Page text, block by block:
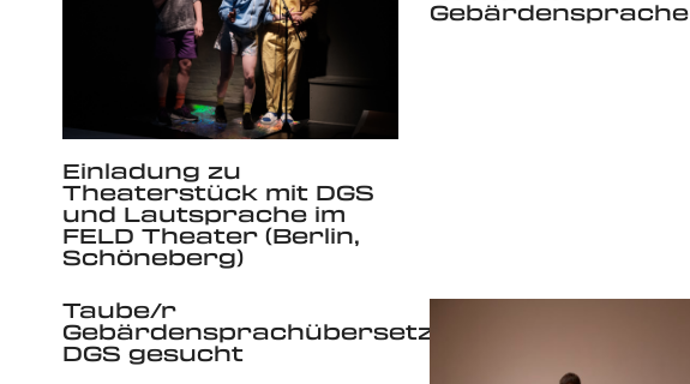
Einladung zu
Theaterstück mit DGS
und Lautsprache im
FELD Theater (Berlin,
Schöneberg)
Gebärdensprache
Taube/r
Gebärdensprachübersetzer/in
DGS gesucht